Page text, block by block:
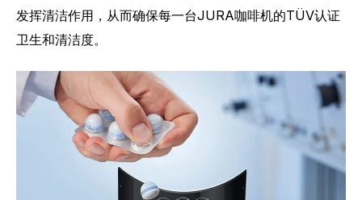
发挥清洁作用，从而确保每一台JURA咖啡机的TÜV认证
卫生和清洁度。